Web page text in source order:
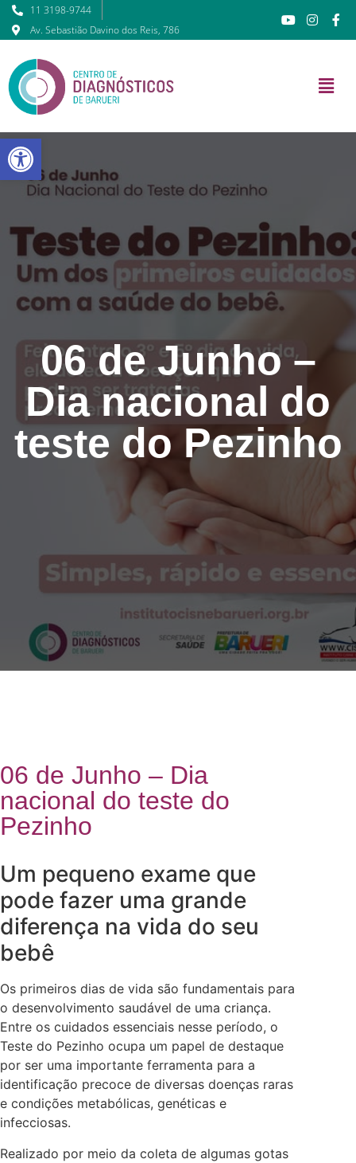
11 3198-9744
Av. Sebastião Davino dos Reis, 786
06 de Junho –
Dia nacional do
teste do Pezinho
06 de Junho – Dia
nacional do teste do
Pezinho
Um pequeno exame que
pode fazer uma grande
diferença na vida do seu
bebê
Os primeiros dias de vida são fundamentais para
o desenvolvimento saudável de uma criança.
Entre os cuidados essenciais nesse período, o
Teste do Pezinho ocupa um papel de destaque
por ser uma importante ferramenta para a
identificação precoce de diversas doenças raras
e condições metabólicas, genéticas e
infecciosas.
Realizado por meio da coleta de algumas gotas
Barra de Ferramentas